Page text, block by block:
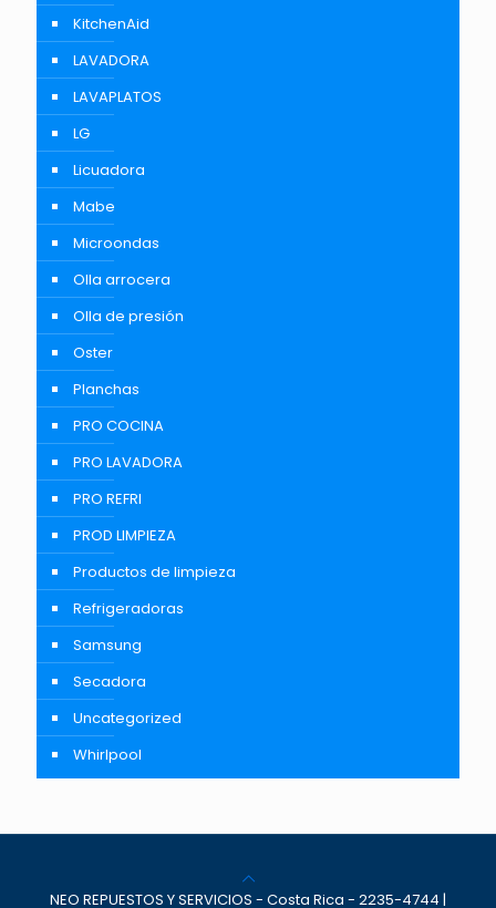
KitchenAid
LAVADORA
LAVAPLATOS
LG
Licuadora
Mabe
Microondas
Olla arrocera
Olla de presión
Oster
Planchas
PRO COCINA
PRO LAVADORA
PRO REFRI
PROD LIMPIEZA
Productos de limpieza
Refrigeradoras
Samsung
Secadora
Uncategorized
Whirlpool
NEO REPUESTOS Y SERVICIOS - Costa Rica - 2235-4744 |